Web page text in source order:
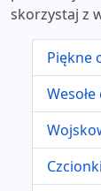
skorzystaj z
Piękne